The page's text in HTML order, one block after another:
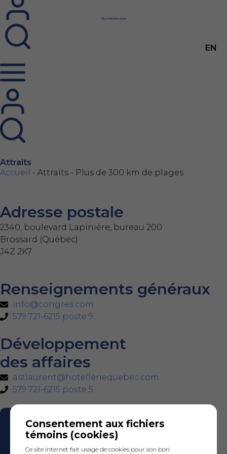
EN
Attraits
Fil d'Ariane
Accueil - Attraits - Plus de 300 km de plages
Adresse postale
2340, boulevard Lapinière, bureau 200
Brossard (Québec)
J4Z 2K7
Renseignements généraux
info@congres.com
579 721-6215 poste 9
Développement
des affaires
astlaurent@hotelleriequebec.com
579 721-6215 poste 5
Consentement aux fichiers
témoins (cookies)
Ce site internet fait usage de cookies pour son bon